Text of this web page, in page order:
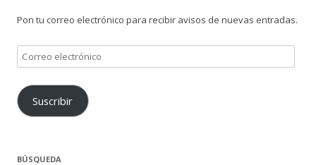
Pon tu correo electrónico para recibir avisos de nuevas entradas.
Correo
electrónico
Suscribir
BÚSQUEDA